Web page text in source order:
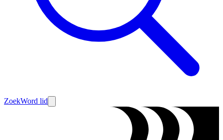
ZoekWord lid